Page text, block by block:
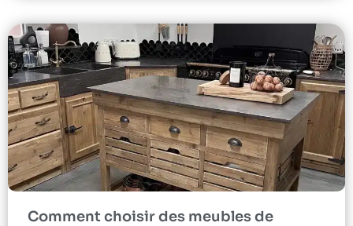
Comment choisir des meubles de